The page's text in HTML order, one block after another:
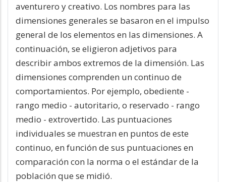
aventurero y creativo. Los nombres para las
dimensiones generales se basaron en el impulso
general de los elementos en las dimensiones. A
continuación, se eligieron adjetivos para
describir ambos extremos de la dimensión. Las
dimensiones comprenden un continuo de
comportamientos. Por ejemplo, obediente -
rango medio - autoritario, o reservado - rango
medio - extrovertido. Las puntuaciones
individuales se muestran en puntos de este
continuo, en función de sus puntuaciones en
comparación con la norma o el estándar de la
población que se midió.